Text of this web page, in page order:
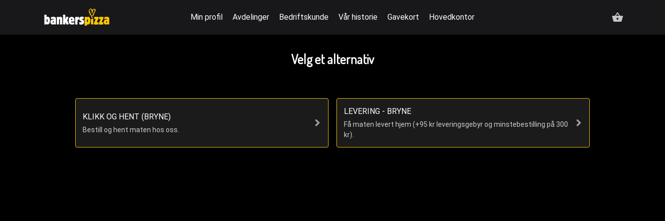
Min profil Avdelinger Bedriftskunde Vår historie Gavekort Hovedkontor
Velg et alternativ
KLIKK OG HENT (BRYNE)
Bestill og hent maten hos oss.
LEVERING - BRYNE
Få maten levert hjem (+95 kr leveringsgebyr og minstebestilling på 300
kr).